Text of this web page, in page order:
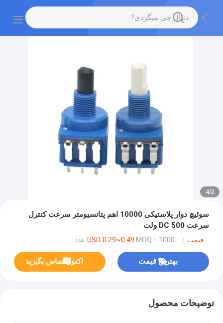
2
/
4
سوئیچ دوار پلاستیکی 10000 اهم پتانسیومتر سرعت کنترل
سرعت DC 500 ولت
قیمت：USD 0.29~0.49 MOQ：1000 عدد
بهترین قیمت اکنون تماس بگیرید
توضیحات محصول